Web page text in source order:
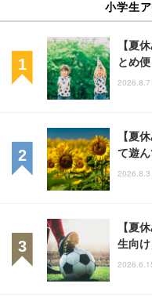
小学生
【夏
とめ
2026.8.7
【夏
て遊
2026.8.3
【夏
生向